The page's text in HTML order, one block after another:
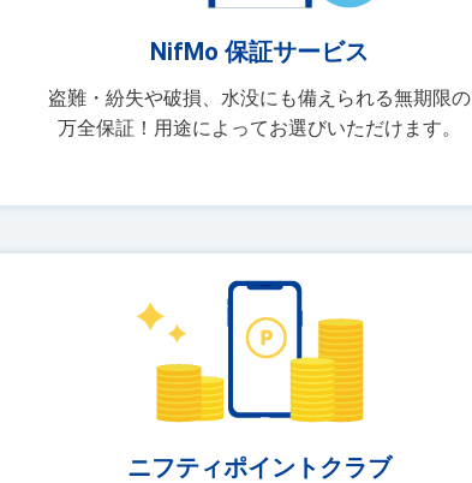
NifMo 保証サービス
盗難・紛失や破損、水没にも備えられる無期限の
万全保証！用途によってお選びいただけます。
ニフティポイントクラブ